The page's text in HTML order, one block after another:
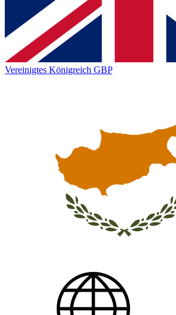
Vereinigtes Königreich GBP